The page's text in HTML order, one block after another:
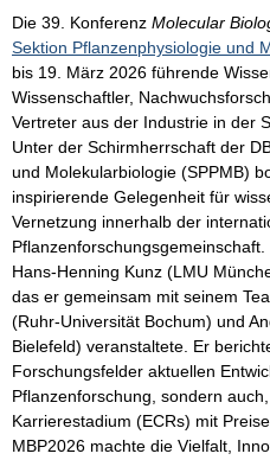
Die 39. Konferenz Molecular
Sektion Pflanzenphysiologie und
bis 19. März 2026 führende
Wissenschaftler,
Vertreter aus der Industrie in der
Unter der Schirmherrschaft der
und Molekularbiologie (SPPMB)
inspirierende Gelegenheit für
Vernetzung innerhalb der
Hans-Henning Kunz (LMU
das er gemeinsam mit seinem
(Ruhr-Universität Bochum) und
Bielefeld) veranstaltete. Er
Forschungsfelder aktuellen
Pflanzenforschung, sondern
Karrierestadium (ECRs) mit
MBP2026 machte die Vielfalt,